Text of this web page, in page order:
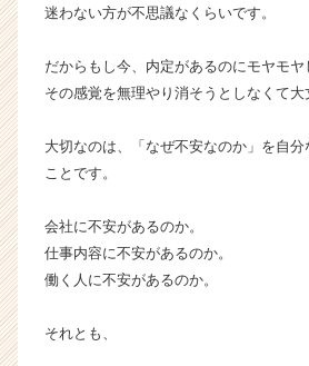
e
C
r
e
迷わない方が不思議なくらいです。
だからもし今、内定があるのにモヤモヤ
その感覚を無理やり消そうとしなくて大
大切なのは、「なぜ不安なのか」を自
ことです。
会社に不安があるのか。
仕事内容に不安があるのか。
働く人に不安があるのか。
それとも、